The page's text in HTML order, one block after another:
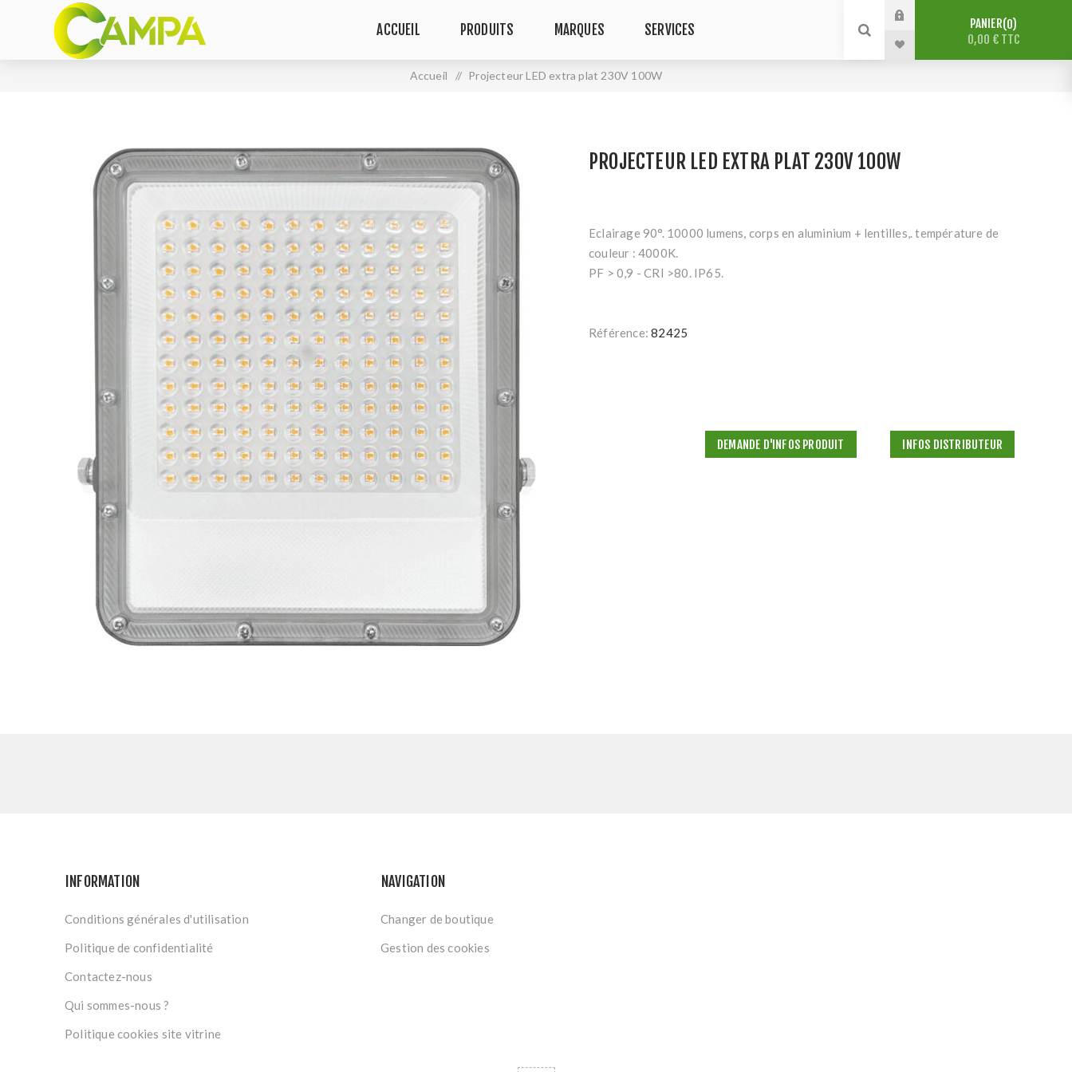
ACCUEIL PRODUITS MARQUES SERVICES PANIER 0
0,00 € TTC
Accueil / Projecteur LED extra plat 230V 100W
PROJECTEUR LED EXTRA PLAT 230V 100W
Eclairage 90°. 10000 lumens, corps en aluminium + lentilles,. température de
couleur : 4000K.
PF > 0,9 - CRI >80. IP65.
Référence: 82425
DEMANDE D'INFOS PRODUIT INFOS DISTRIBUTEUR
INFORMATION
Conditions générales d'utilisation
Politique de confidentialité
Contactez-nous
Qui sommes-nous ?
Politique cookies site vitrine
NAVIGATION
Changer de boutique
Gestion des cookies